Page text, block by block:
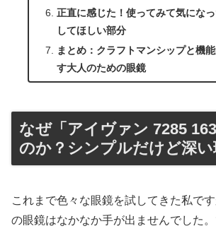
正直に感じた！使ってみて気にな
してほしい部分
まとめ：クラフトマンシップと機
す大人のための眼鏡
なぜ「アイヴァン 7285
のか？シンプルだけど深い
これまで色々な眼鏡を試してきた私で
の眼鏡はなかなか手が出ませんでした